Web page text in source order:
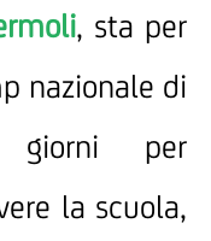
, sta per
nazionale di
giorni per
la scuola,